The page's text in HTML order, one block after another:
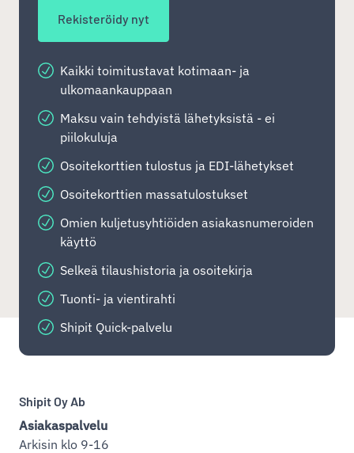
Rekisteröidy nyt
Kaikki toimitustavat kotimaan- ja
ulkomaankauppaan
Maksu vain tehdyistä lähetyksistä - ei
piilokuluja
Osoitekorttien tulostus ja EDI-lähetykset
Osoitekorttien massatulostukset
Omien kuljetusyhtiöiden asiakasnumeroiden
käyttö
Selkeä tilaushistoria ja osoitekirja
Tuonti- ja vientirahti
Shipit Quick-palvelu
Shipit Oy Ab
Asiakaspalvelu
Arkisin klo 9-16